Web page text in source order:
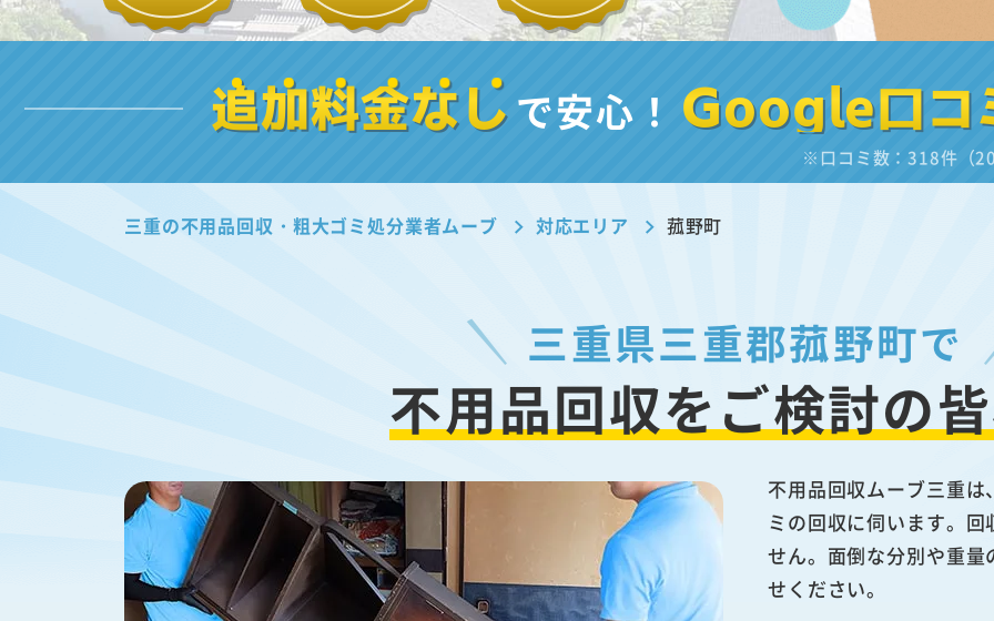
追加料金なし で安心！ Google口
※口コミ数：318件（
三重の不用品回収・粗大ゴミ処分業者ムーブ 対応エリア 菰野町
三重県三重郡菰野町で
不用品回収をご検討の
不用品回収ムーブ三重
ミの回収に伺います。
せん。面倒な分別や重
せください。